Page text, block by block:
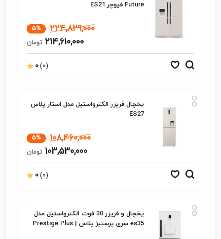
Future فیوچر ES21
224,829,000
5%
214,610,000 تومان
0(0)
یخچال فریزر الکترواستیل مدل استار پلاس
ES27
108,460,000
5%
103,530,000 تومان
0(0)
یخچال و فریزر 30 فوت الکترواستیل مدل
es35 سری پرستیژ پلاس | Prestige Plus